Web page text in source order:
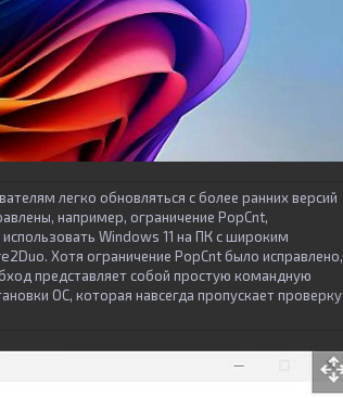
легко обновляться с более ранних версий
например, ограничение PopCnt,
Windows 11 на ПК с широким
Хотя ограничение PopCnt было исправлено,
представляет собой простую командную
ОС, которая навсегда пропускает проверку